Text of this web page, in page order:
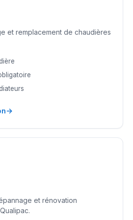
et remplacement de chaudières
→
et rénovation